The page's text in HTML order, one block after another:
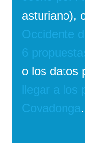
asturiano),
Occidente
6
o los datos
llegar a los
Covadonga.